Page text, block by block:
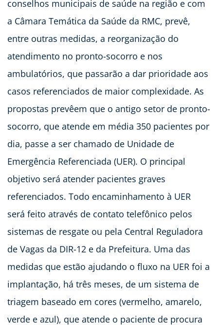
conselhos municipais de saúde na região e com
a Câmara Temática da Saúde da RMC, prevê,
entre outras medidas, a reorganização do
atendimento no pronto-socorro e nos
ambulatórios, que passarão a dar prioridade aos
casos referenciados de maior complexidade. As
propostas prevêem que o antigo setor de pronto-
socorro, que atende em média 350 pacientes por
dia, passe a ser chamado de Unidade de
Emergência Referenciada (UER). O principal
objetivo será atender pacientes graves
referenciados. Todo encaminhamento à UER
será feito através de contato telefônico pelos
sistemas de resgate ou pela Central Reguladora
de Vagas da DIR-12 e da Prefeitura. Uma das
medidas que estão ajudando o fluxo na UER foi a
implantação, há três meses, de um sistema de
triagem baseado em cores (vermelho, amarelo,
verde e azul), que atende o paciente de procura